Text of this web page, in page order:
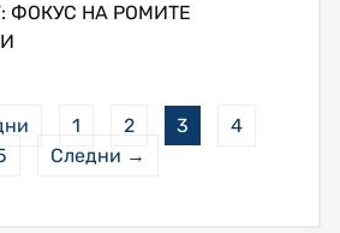
ФОКУС НА РОМИТЕ
1 2 3
4
Следни →